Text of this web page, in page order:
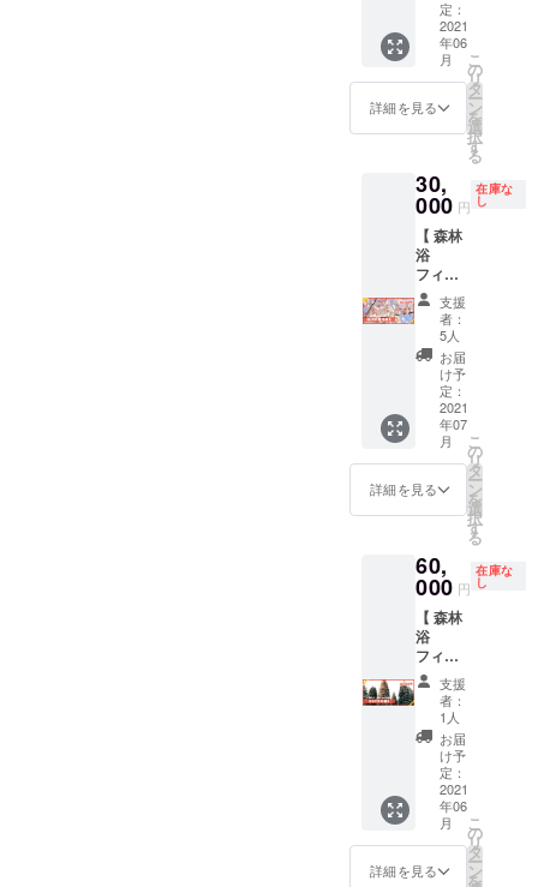
くださ
しろ道
具店
WEBサ
イト
https://
aridoug
g.jp/
によっ
て変更
になる
可能性
ます 熱
♨湯ジ
の恵』
ブログ
https://
yaman
omegu
mi.i-
ra.jp/
分）
〈ジビ
エ肉
セット
量〉 ・
ロース
（100g
） ・バ
ラスラ
イス
（100g
） ・モ
モスラ
イス２
（200g
） ・ミ
ンチ
（200g
） ・
ジャー
（50g）
・下記
種（大
きさに
よって
は１種
になる
ことも
ござい
ます）
［希少
部位］
ハツ, ホ
ホ, ピー
トロ, ヒ
レ, カイ
ノミ ※
詳細は
セージ
・ス
ワッグ
（サイ
ズ：長
さ
度） ※
リター
ンは「
ATAMI
On
Flowers
」さん
から発
送しま
す ※ お
届予定
は2021
年9月〜
10月を
予定し
す ※ 材
料の調
ルの関
係で配
送が遅
れるこ
ともあ
ります
のでご
了承く
ださい
ATAMi
Flowers
WEBサ
イト
http://o
s.jp/ata
しょ
う！
〈内
容〉 ・
お礼の
気持ち
・ウッ
ドデッ
キ作り
体験チ
ケット
（グ
ループ1
組1回
分） ※
開催予
定：
2021年
9月4日
(土) ※ 雨
天延期
の場
合：
9月11日
(土) ※ 最
大10名
までと
させて
いただ
きます
整備す
る『
ATAMI
Green
Field
with
Kicolly
s &
』に記
念樹
「桜(神
代曙)」
を贈呈
できる
リター
ンで
す。
ウッド
デッキ
から植
樹した
桜の木
をご覧
いただ
けま
には植
樹体験
も実施
させて
いただ
きま
す。
〈内
容〉 ・
お礼の
気持ち
を込め
たメッ
セージ
・森林
浴
フィー
定：
2021
年06
月
詳細を見る
こ
の
リ
タ
ー
ン
を
選
択
す
る
30,
000 円
在庫な
し
【 森林
浴
フィー
ルドに
記念樹
「桜」
を贈る
評につ
き追加
分を用
意しま
した／
今回整
備する
『
Green
Field
with
Kicolly
s &
Marie
』に記
念樹
「桜(神
代曙)」
を贈呈
できる
リター
ンで
す。
ウッド
デッキ
支援
者：
5人
お届
け予
定：
2021
年07
月
詳細を見る
こ
の
リ
タ
ー
ン
を
選
択
す
る
60,
000 円
在庫な
し
【 森林
浴
フィー
ルドに
記念樹
「モミ
の木」
を贈る
整備す
る『
ATAMI
Green
Field
支援
者：
1人
お届
け予
定：
2021
年06
月
詳細を見る
こ
の
リ
タ
ー
ン
を